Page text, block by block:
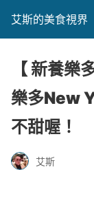
艾斯的美食視界
【 新養樂
樂多New
不甜喔！
艾斯